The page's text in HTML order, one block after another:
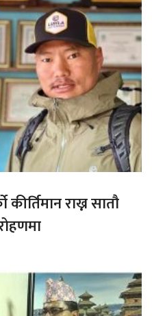
राख्न सातौ